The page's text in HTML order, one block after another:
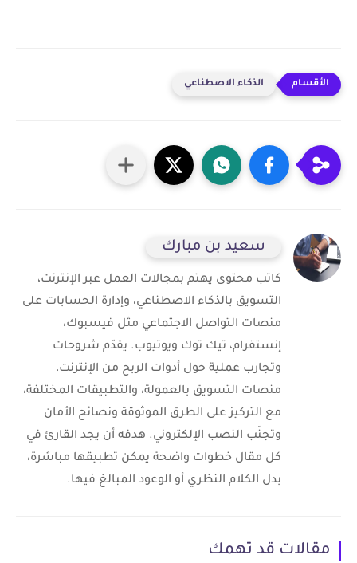
الذكاء الاصطناعي
سعيد بن مبارك
كاتب محتوى يهتم بمجالات العمل عبر الإنترنت،
التسويق بالذكاء الاصطناعي، وإدارة الحسابات على
منصات التواصل الاجتماعي مثل فيسبوك،
إنستقرام، تيك توك ويوتيوب. يقدّم شروحات
وتجارب عملية حول أدوات الربح من الإنترنت،
منصات التسويق بالعمولة، والتطبيقات المختلفة،
مع التركيز على الطرق الموثوقة ونصائح الأمان
وتجنّب النصب الإلكتروني. هدفه أن يجد القارئ في
كل مقال خطوات واضحة يمكن تطبيقها مباشرة،
بدل الكلام النظري أو الوعود المبالغ فيها.
مقالات قد تهمك